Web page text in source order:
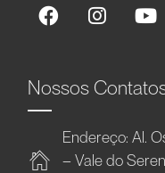
Nossos
Endereço: Al.
– Vale do